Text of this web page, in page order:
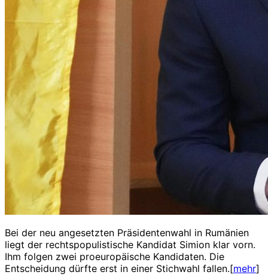
Bei der neu angesetzten Präsidentenwahl in Rumänien
liegt der rechtspopulistische Kandidat Simion klar vorn.
Ihm folgen zwei proeuropäische Kandidaten. Die
Entscheidung dürfte erst in einer Stichwahl fallen.[mehr]